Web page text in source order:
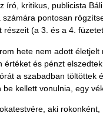
kritikus, publicista
pontosan
(a 3. és a 4.
hete nem adott
és pénzt
a szabadban
kellett vonulnia, egy
aki